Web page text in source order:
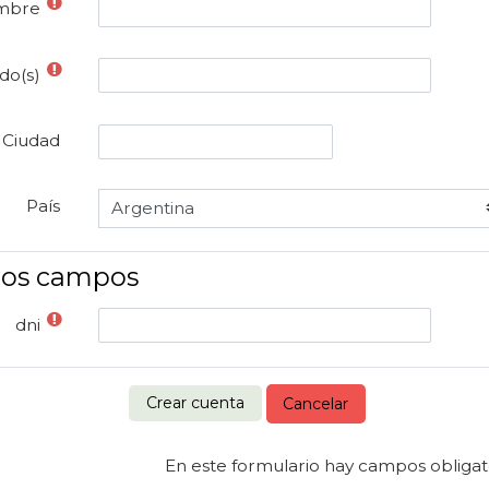
Ciudad
País
campos
dni
En este formulario hay campos